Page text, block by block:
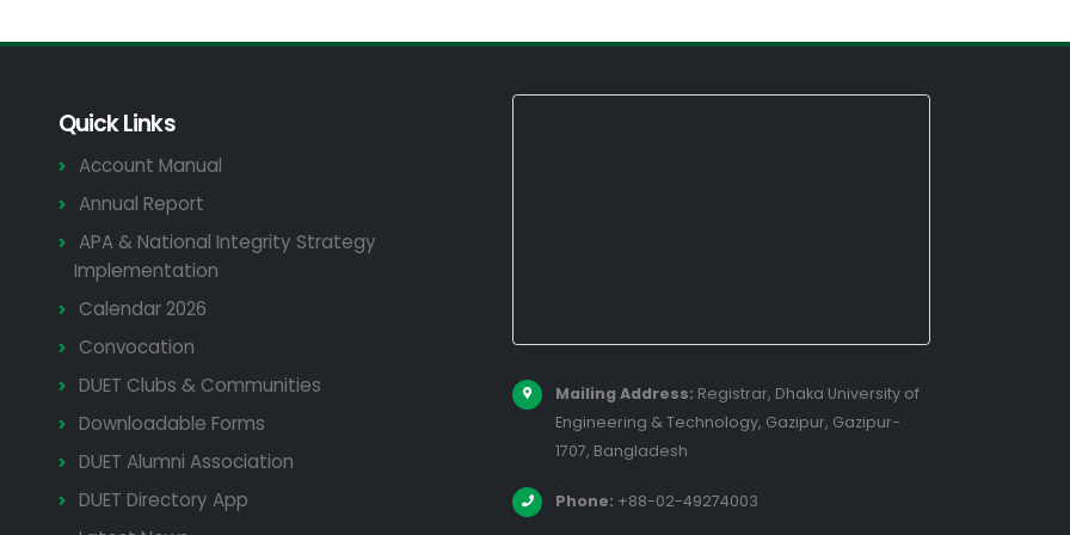
Quick Links
Account Manual
Annual Report
APA & National Integrity Strategy
Implementation
Calendar 2026
Convocation
DUET Clubs & Communities
Downloadable Forms
DUET Alumni Association
DUET Directory App
Mailing Address: Registrar, Dhaka University of
Engineering & Technology, Gazipur, Gazipur-
1707, Bangladesh
Phone: +88-02-49274003